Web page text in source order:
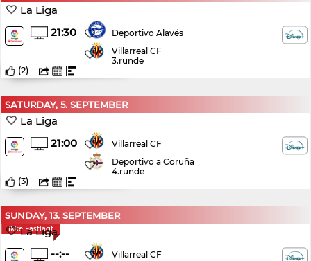
La Liga
21:30
Deportivo Alavés
Villarreal CF
3.runde
(2)
SATURDAY, 5. SEPTEMBER
La Liga
21:00
Villarreal CF
Deportivo a Coruña
4.runde
(3)
SUNDAY, 13. SEPTEMBER
Ikke Fastlagt
La Liga
--:--
Villarreal CF